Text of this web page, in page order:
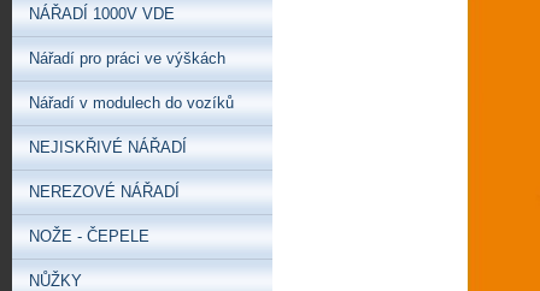
NÁŘADÍ 1000V VDE
Nářadí pro práci ve výškách
Nářadí v modulech do vozíků
NEJISKŘIVÉ NÁŘADÍ
NEREZOVÉ NÁŘADÍ
NOŽE - ČEPELE
NŮŽKY